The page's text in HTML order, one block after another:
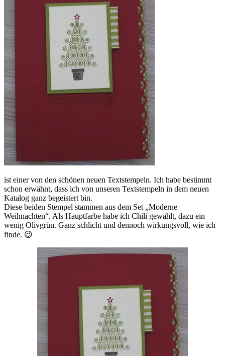
ist einer von den schönen neuen Textstempeln. Ich habe bestimmt
schon erwähnt, dass ich von unseren Textstempeln in dem neuen
Katalog ganz begeistert bin.
Diese beiden Stempel stammen aus dem Set „Moderne
Weihnachten“. Als Hauptfarbe habe ich Chili gewählt, dazu ein
wenig Olivgrün. Ganz schlicht und dennoch wirkungsvoll, wie ich
finde. 😉